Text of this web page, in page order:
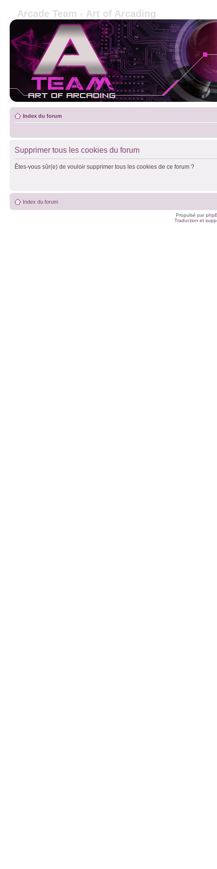
Arcade Team - Art of Arcading
Index du forum
Supprimer tous les cookies du forum
Êtes-vous sûr(e) de vouloir supprimer tous les cookies de ce forum ?
Index du forum
Propulsé par
Traduction et